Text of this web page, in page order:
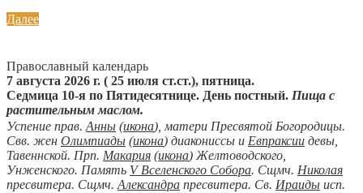
Далее
Православный календарь
7 августа 2026 г. ( 25 июля ст.ст.), пятница.
Седмица 10-я по Пятидесятнице. День постный. Пища с
растительным маслом.
Успение прав. Анны (икона), матери Пресвятой Богородицы.
Свв. жен Олимпиады (икона) диакониссы и Евпраксии девы,
Тавеннской. Прп. Макария (икона) Желтоводского,
Унженского. Память V Вселенского Собора. Сщмч. Николая
пресвитера. Сщмч. Александра пресвитера. Св. Ираиды исп.